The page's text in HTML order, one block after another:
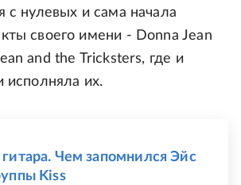
с нулевых и сама начала
своего имени - Donna Jean
and the Tricksters, где и
исполняла их.
Чем запомнился Эйс
Kiss